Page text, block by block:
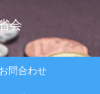
会
お問合わせ